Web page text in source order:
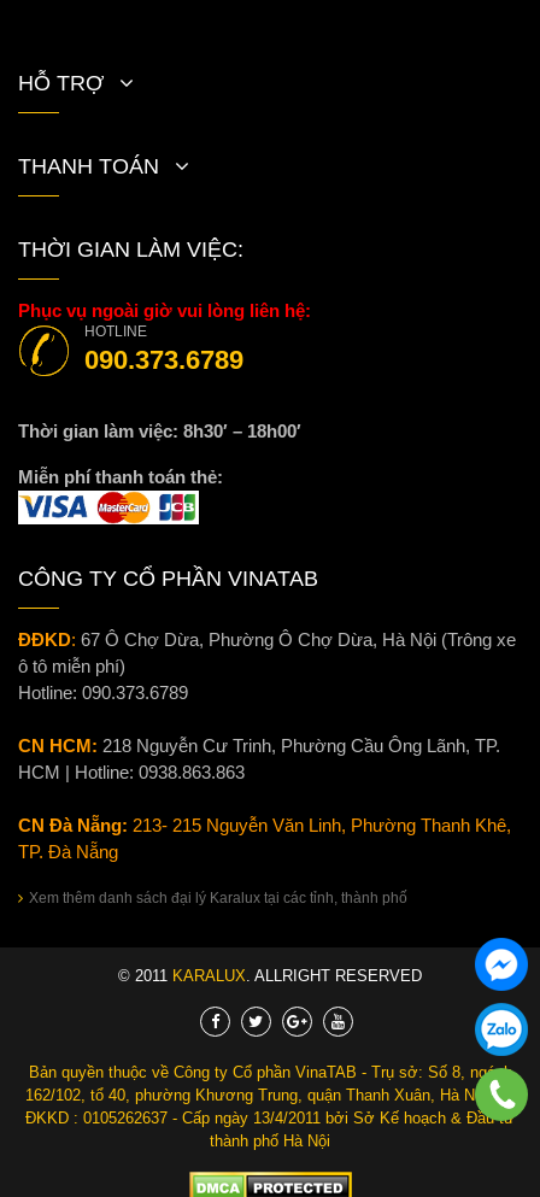
HỖ TRỢ
THANH TOÁN
THỜI GIAN LÀM VIỆC:
Phục vụ ngoài giờ vui lòng liên hệ:
HOTLINE
090.373.6789
Thời gian làm việc: 8h30′ – 18h00′
Miễn phí thanh toán thẻ:
CÔNG TY CỔ PHẦN VINATAB
ĐĐKD: 67 Ô Chợ Dừa, Phường Ô Chợ Dừa, Hà Nội (Trông xe
ô tô miễn phí)
Hotline: 090.373.6789
CN HCM: 218 Nguyễn Cư Trinh, Phường Cầu Ông Lãnh, TP.
HCM | Hotline: 0938.863.863
CN Đà Nẵng: 213- 215 Nguyễn Văn Linh, Phường Thanh Khê,
TP. Đà Nẵng
Xem thêm danh sách đại lý Karalux tại các tỉnh, thành phố
© 2011 KARALUX. ALLRIGHT RESERVED
Bản quyền thuộc về Công ty Cổ phần VinaTAB - Trụ sở: Số 8, ngách
162/102, tổ 40, phường Khương Trung, quận Thanh Xuân, Hà Nội. Số
ĐKKD : 0105262637 - Cấp ngày 13/4/2011 bởi Sở Kế hoạch & Đầu tư
thành phố Hà Nội